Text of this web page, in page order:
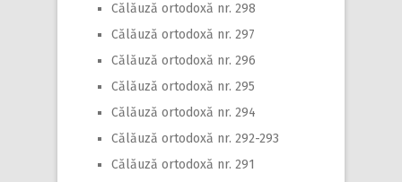
Călăuză ortodoxă nr. 298
Călăuză ortodoxă nr. 297
Călăuză ortodoxă nr. 296
Călăuză ortodoxă nr. 295
Călăuză ortodoxă nr. 294
Călăuză ortodoxă nr. 292-293
Călăuză ortodoxă nr. 291